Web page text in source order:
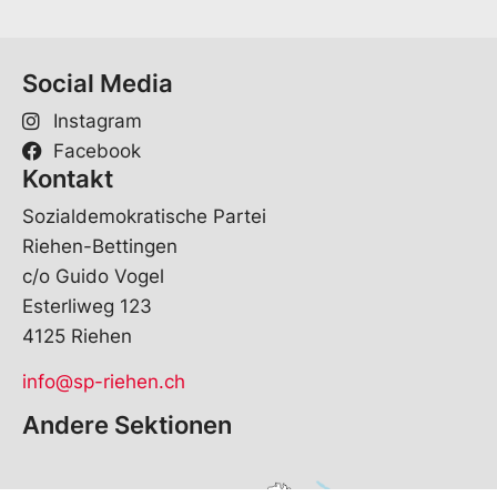
Social Media
Instagram
Facebook
Kontakt
Sozialdemokratische Partei
Riehen-Bettingen
c/o Guido Vogel
Esterliweg 123
4125 Riehen
info@sp-riehen.ch
Andere Sektionen